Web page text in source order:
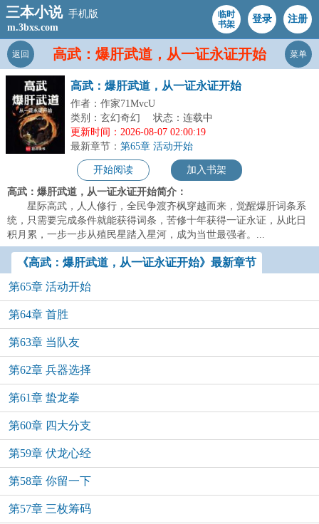
三本小说 手机版
m.3bxs.com
临时
书架
登录 注册
高武：爆肝武道，从一证永证开始
返回 菜单
高武：爆肝武道，从一证永证开始
作者：作家71MvcU
类别：玄幻奇幻
状态：连载中
更新时间：2026-08-07 02:00:19
最新章节： 第65章 活动开始
开始阅读 加入书架
高武：爆肝武道，从一证永证开始简介：
星际高武，人人修行，全民争渡齐枫穿越而来，觉醒爆肝词条系
统，只需要完成条件就能获得词条，苦修十年获得一证永证，从此日
积月累，一步一步从殖民星踏入星河，成为当世最强者。...
《高武：爆肝武道，从一证永证开始》最新章节
第65章 活动开始
第64章 首胜
第63章 当队友
第62章 兵器选择
第61章 蛰龙拳
第60章 四大分支
第59章 伏龙心经
第58章 你留一下
第57章 三枚筹码